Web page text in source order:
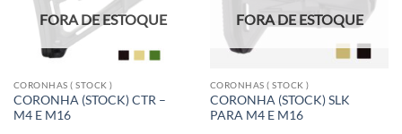
FORA DE ESTOQUE
CORONHAS ( STOCK )
CORONHA (STOCK) CTR –
M4 E M16
FORA DE ESTOQUE
CORONHAS ( STOCK )
CORONHA (STOCK) SLK
PARA M4 E M16